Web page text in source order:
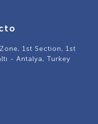
1st Section, 1st
- Antalya, Turkey